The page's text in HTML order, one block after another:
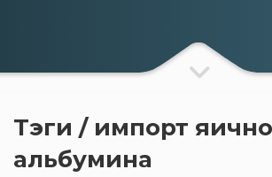
Тэги / импорт
альбумина